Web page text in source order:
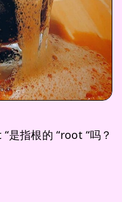
是指根的 “root “吗？